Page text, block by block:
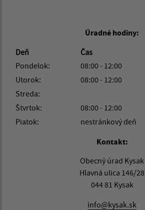
Úradné hodiny:
Deň
Čas
Pondelok:
08:00 - 12:00
Utorok:
08:00 - 12:00
Streda:
Štvrtok:
08:00 - 12:00
Piatok:
nestránkový deň
Kontakt:
Obecný úrad Kysak
Hlavná ulica 146/28
044 81 Kysak
info@kysak.sk